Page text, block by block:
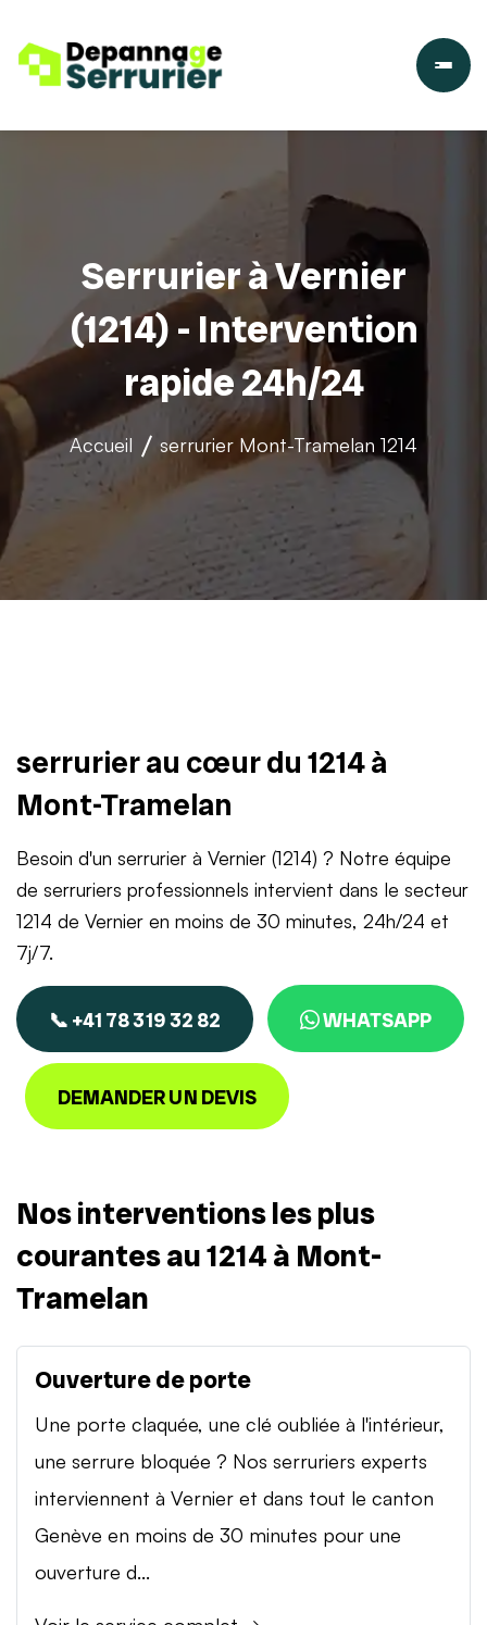
Serrurier à Vernier
(1214) - Intervention
rapide 24h/24
Accueil serrurier Mont-Tramelan 1214
serrurier au cœur du 1214 à
Mont-Tramelan
Besoin d'un serrurier à Vernier (1214) ? Notre équipe
de serruriers professionnels intervient dans le secteur
1214 de Vernier en moins de 30 minutes, 24h/24 et
7j/7.
📞 +41 78 319 32 82 WHATSAPP
DEMANDER UN DEVIS
Nos interventions les plus
courantes au 1214 à Mont-
Tramelan
Ouverture de porte
Une porte claquée, une clé oubliée à l'intérieur,
une serrure bloquée ? Nos serruriers experts
interviennent à Vernier et dans tout le canton
Genève en moins de 30 minutes pour une
ouverture d...